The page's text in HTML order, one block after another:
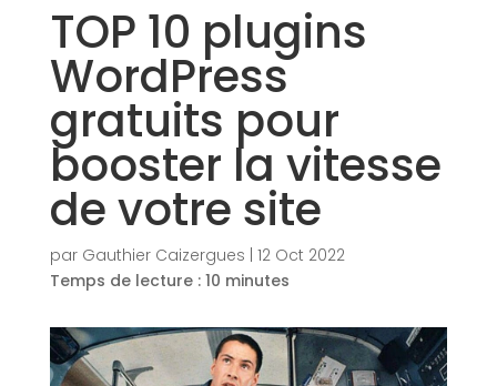
TOP 10 plugins
WordPress
gratuits pour
booster la vitesse
de votre site
par Gauthier Caizergues 12 Oct 2022
Temps de lecture : 10 minutes